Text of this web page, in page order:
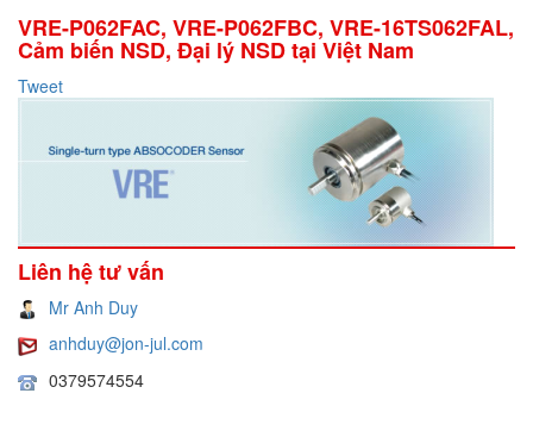
VRE-P062FAC, VRE-P062FBC, VRE-16TS062FAL,
Cảm biến NSD, Đại lý NSD tại Việt Nam
Tweet
Liên hệ tư vấn
Mr Anh Duy
anhduy@jon-jul.com
0379574554